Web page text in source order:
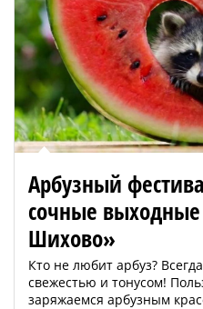
Арбузный
сочные
Шихово»
Кто не любит арбуз?
свежестью и тонусом!
заряжаемся арбузным